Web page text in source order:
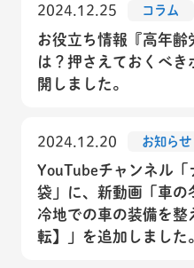
2024.12.25 コラム
お役立ち情報『高年齢
は？押さえておくべ
開しました。
2024.12.20 お知らせ
YouTubeチャンネル
袋」に、新動画「車の
冷地での車の装備を整
転】」を追加しました